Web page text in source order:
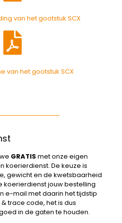
van het gootstuk SCX
van het gootstuk SCX
GRATIS met onze eigen
koerierdienst. De keuze is
gewicht en de kwetsbaarheid
koerierdienst jouw bestelling
e-mail met daarin het tijdstip
trace code, het is dus
in de gaten te houden.